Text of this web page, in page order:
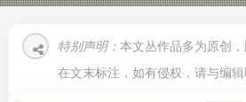
特别声明： 本文丛作品多为原创
在文末标注，如有侵权，请与编辑